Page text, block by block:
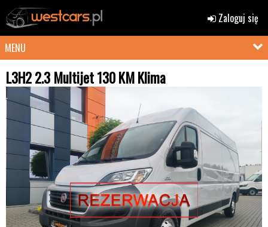
Zaloguj się
MENU
L3H2 2.3 Multijet 130 KM Klima